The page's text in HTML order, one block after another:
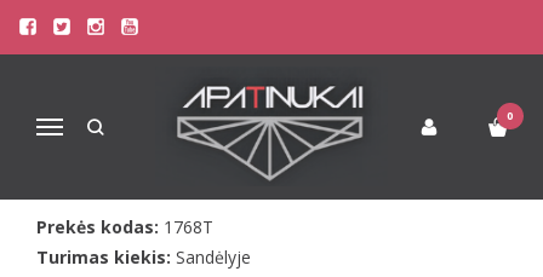
Navigacija
0
Pagrindinis Apatinis Trikotažas Vyrams
Doreanse Vyr. Sortukai Good day (turquoise)
DOREANSE VYR. SORTUKAI GOOD
DAY (TURQUOISE)
Prekės kodas: 1768T
Turimas kiekis: Sandėlyje